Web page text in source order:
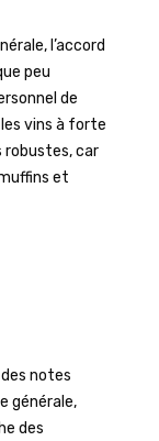
l’accord
peu
de
vins à forte
robustes, car
et
notes
générale,
des